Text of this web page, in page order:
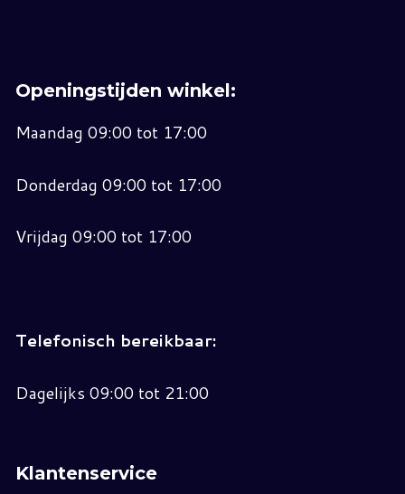
Openingstijden winkel:
Maandag 09:00 tot 17:00
Donderdag 09:00 tot 17:00
Vrijdag 09:00 tot 17:00
Telefonisch bereikbaar:
Dagelijks 09:00 tot 21:00
Klantenservice